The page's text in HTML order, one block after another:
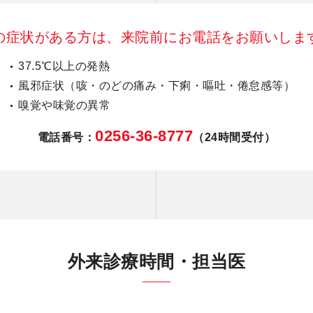
症状がある方は、来院前にお電話をお願いしま
37.5℃以上の発熱
風邪症状（咳・のどの痛み・下痢・嘔吐・倦怠感等）
嗅覚や味覚の異常
電話番号：0256-36-8777 （24時間受付）
外来診療時間・担当医